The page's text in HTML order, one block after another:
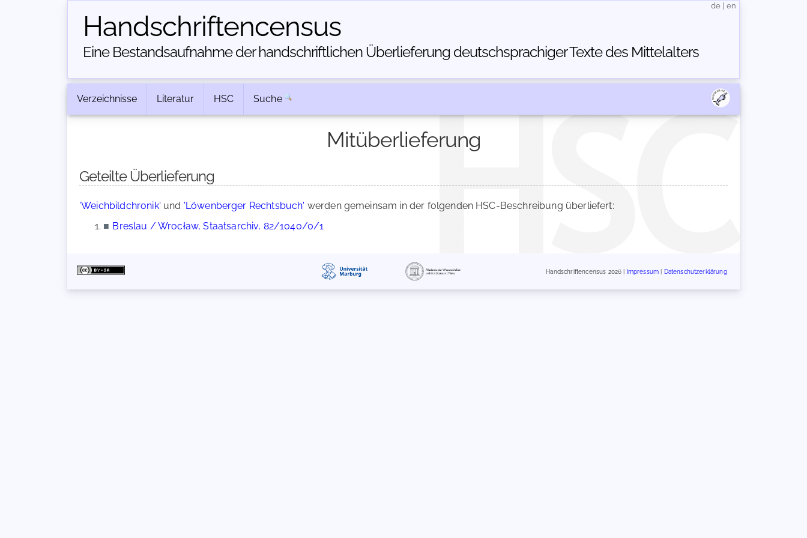
Handschriften­census
Eine Bestandsaufnahme der handschriftlichen Über­lieferung deutschsprachiger Texte des Mittelalters
de en
Verzeichnisse Literatur HSC Suche
Mitüberlieferung
Geteilte Überlieferung
'Weichbildchronik' und 'Löwenberger Rechtsbuch' werden gemeinsam in der folgenden HSC-Beschreibung überliefert:
■ Breslau / Wrocław, Staatsarchiv, 82/1040/0/1
Handschriftencensus 2026 | Impressum Datenschutzerklärung